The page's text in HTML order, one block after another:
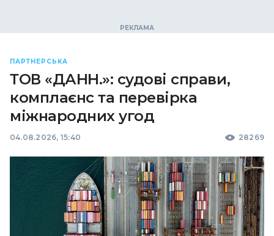
ПАРТНЕРСЬКА
ТОВ «ДАНН.»: судові справи,
комплаєнс та перевірка
міжнародних угод
04.08.2026, 15:40 28269